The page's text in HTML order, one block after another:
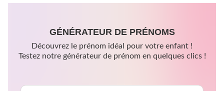
GÉNÉRATEUR DE PRÉNOMS
Découvrez le prénom idéal pour votre enfant !
Testez notre générateur de prénom en quelques clics !